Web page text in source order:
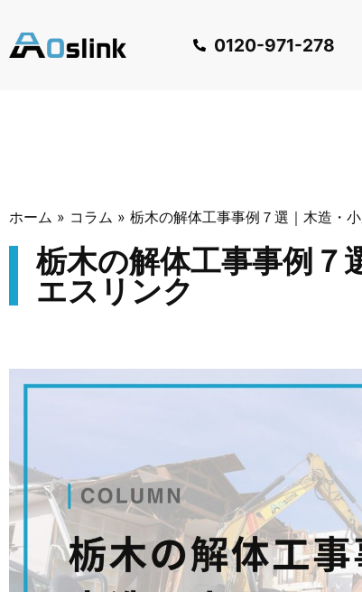
0120-971-278
ホーム » コラム » 栃木の解体工事事例７選｜木造・
栃木の解体工事事例７
エスリンク